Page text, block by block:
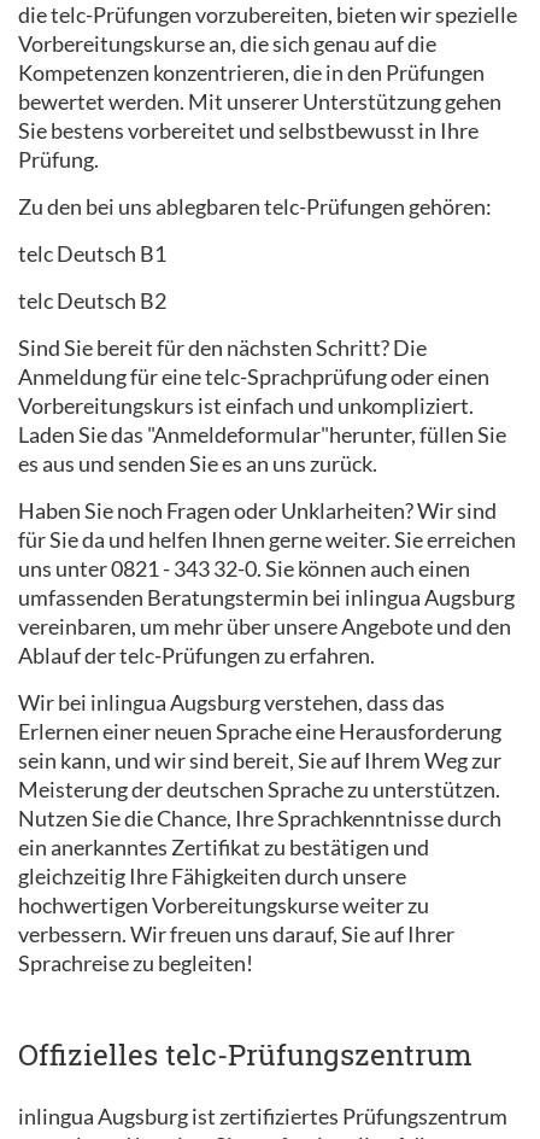
die telc-Prüfungen vorzubereiten, bieten wir spezielle
Vorbereitungskurse an, die sich genau auf die
Kompetenzen konzentrieren, die in den Prüfungen
bewertet werden. Mit unserer Unterstützung gehen
Sie bestens vorbereitet und selbstbewusst in Ihre
Prüfung.
Zu den bei uns ablegbaren telc-Prüfungen gehören:
telc Deutsch B1
telc Deutsch B2
Sind Sie bereit für den nächsten Schritt? Die
Anmeldung für eine telc-Sprachprüfung oder einen
Vorbereitungskurs ist einfach und unkompliziert.
Laden Sie das "Anmeldeformular"herunter, füllen Sie
es aus und senden Sie es an uns zurück.
Haben Sie noch Fragen oder Unklarheiten? Wir sind
für Sie da und helfen Ihnen gerne weiter. Sie erreichen
uns unter 0821 - 343 32-0. Sie können auch einen
umfassenden Beratungstermin bei inlingua Augsburg
vereinbaren, um mehr über unsere Angebote und den
Ablauf der telc-Prüfungen zu erfahren.
Wir bei inlingua Augsburg verstehen, dass das
Erlernen einer neuen Sprache eine Herausforderung
sein kann, und wir sind bereit, Sie auf Ihrem Weg zur
Meisterung der deutschen Sprache zu unterstützen.
Nutzen Sie die Chance, Ihre Sprachkenntnisse durch
ein anerkanntes Zertifikat zu bestätigen und
gleichzeitig Ihre Fähigkeiten durch unsere
hochwertigen Vorbereitungskurse weiter zu
verbessern. Wir freuen uns darauf, Sie auf Ihrer
Sprachreise zu begleiten!
Offizielles telc-Prüfungszentrum
inlingua Augsburg ist zertifiziertes Prüfungszentrum